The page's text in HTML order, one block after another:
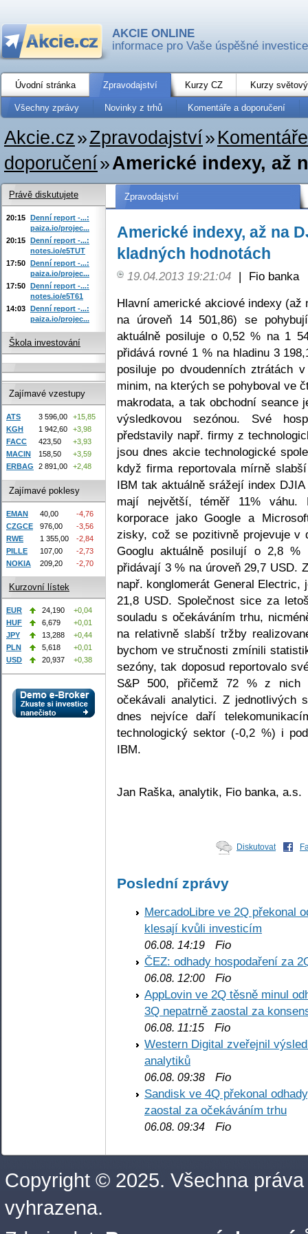
AKCIE ONLINE
informace pro Vaše úspěšné investice
Úvodní stránka Zpravodajství Kurzy CZ Kurzy
Všechny zprávy Novinky z trhů Komentáře a doporučení
Akcie.cz»Zpravodajství»
doporučení»Americké indexy, až
Zpravodajství
Americké indexy, až na
kladných hodnotách
19.04.2013 19:21:04 |
Fio banka
Hlavní americké akciové indexy
na úroveň 14 501,86) se
aktuálně posiluje o 0,52 % na 1
přidává rovné 1 % na hladinu 3
posiluje po dvoudenních ztrátách
minim, na kterých se pohyboval ve
makrodata, a tak obchodní seance
výsledkovou sezónou. Své
představily např. firmy z
jsou dnes akcie technologické
když firma reportovala mírně
IBM tak aktuálně srážejí index
mají největší, téměř 11% váhu.
korporace jako Google a
zisky, což se pozitivně projevuje v
Googlu aktuálně posilují o 2,8
přidávají 3 % na úroveň 29,7 USD.
např. konglomerát General
21,8 USD. Společnost sice za
souladu s očekáváním trhu,
na relativně slabší tržby
bychom ve stručnosti zmínili
sezóny, tak doposud reportovalo
S&P 500, přičemž 72 % z nich
očekávali analytici. Z jednotlivých
dnes nejvíce daří
technologický sektor (-0,2 %) i
IBM.
Jan Raška, analytik, Fio banka, a.s.
Diskutovat
Poslední zprávy
MercadoLibre ve 2Q překonal
klesají kvůli investicím
06.08. 14:19 Fio
ČEZ: odhady hospodaření za
06.08. 12:00 Fio
AppLovin ve 2Q těsně minul
3Q nepatrně zaostal za
06.08. 11:15 Fio
Western Digital zveřejnil
analytiků
06.08. 09:38 Fio
Sandisk ve 4Q překonal
zaostal za očekáváním trhu
06.08. 09:34 Fio
Právě diskutujete
20:15 Denní report -...:
paiza.io/projec...
20:15 Denní report -...:
notes.io/e5TUT
17:50 Denní report -...:
paiza.io/projec...
17:50 Denní report -...:
notes.io/e5T61
14:03 Denní report -...:
paiza.io/projec...
Škola investování
Zajímavé vzestupy
ATS 3 596,00
+15,85
KGH
1 942,60
+3,98
FACC
423,50
+3,93
MACIN
158,50
+3,59
ERBAG
2 891,00 +2,48
Zajímavé poklesy
EMAN 40,00
-4,76
CZGCE
976,00
-3,56
RWE
1 355,00
-2,84
PILLE
107,00
-2,73
NOKIA
209,20 -2,70
Kurzovní lístek
EUR 24,190
+0,04
HUF
6,679
+0,01
JPY
13,288
+0,44
PLN
5,618
+0,01
USD
20,937 +0,38
Copyright © 2025. Všechna práva
vyhrazena.